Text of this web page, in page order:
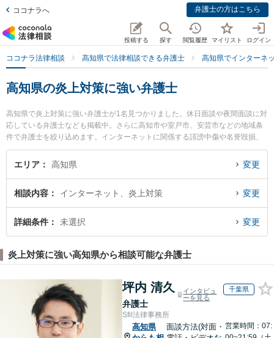
ココナラへ 弁護士の方はこちら
投稿する 探す 閲覧履歴 マイリスト ログイン
ココナラ法律相談 高知県で法律相談できる弁護士 高知県でインターネ
高知県の炎上対策に強い弁護士
高知県で炎上対策に強い弁護士が1名見つかりました。休日面談や夜間面談に対
応している弁護士なども掲載中。さらに高知市や室戸市、安芸市などの地域条
件で弁護士を絞り込めます。インターネットに関係する誹謗中傷や名誉毀損、
個人特定等の細かな分野での絞り込み検索もでき便利です。特に御座法律事務
所の久保 宜弘弁護士のプロフィール情報や弁護士費用、強みなどが注目されて
したい』『初回相談無料で炎上対策を法律相談できる高知県内の弁護士に相談
予約したい』などでお困りの相談者さんにおすすめです。
エリア 高知県 変更
相談内容 インターネット、炎上対策 変更
詳細条件 未選択 変更
炎上対策に強い高知県から相談可能な弁護士
坪内 清久
弁護士
インタビュ
ーを見る
千葉県
Sfil法律事務所
高知県
面談方法(対面・ 営業時間：07: